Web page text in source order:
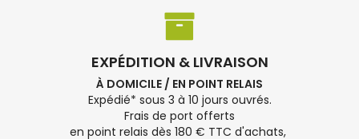
EXPÉDITION & LIVRAISON
À DOMICILE / EN POINT RELAIS
Expédié* sous 3 à 10 jours ouvrés.
Frais de port offerts
en point relais dès 180 € TTC d'achats,